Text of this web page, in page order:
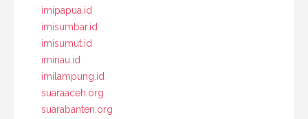
imipapua.id
imisumbar.id
imisumut.id
imiriau.id
imilampung.id
suaraaceh.org
suarabanten.org